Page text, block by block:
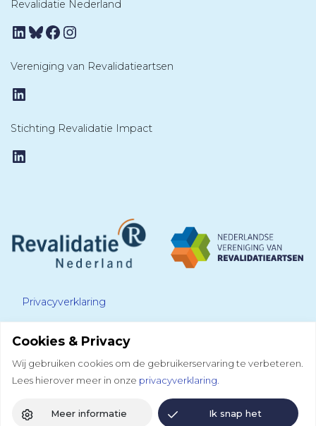
Cookies & Privacy
Wij gebruiken cookies om de gebruikerservaring te verbeteren.
Lees hierover meer in onze privacyverklaring.
Ik snap het
Meer informatie
Revalidatie Nederland
LinkedIn
Bluesky
Facebook
Instagram
Vereniging van Revalidatieartsen
LinkedIn
Stichting Revalidatie Impact
LinkedIn
Privacyverklaring
Disclaimer
Colofon